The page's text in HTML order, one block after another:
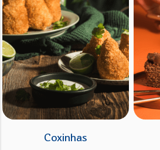
Coxinhas